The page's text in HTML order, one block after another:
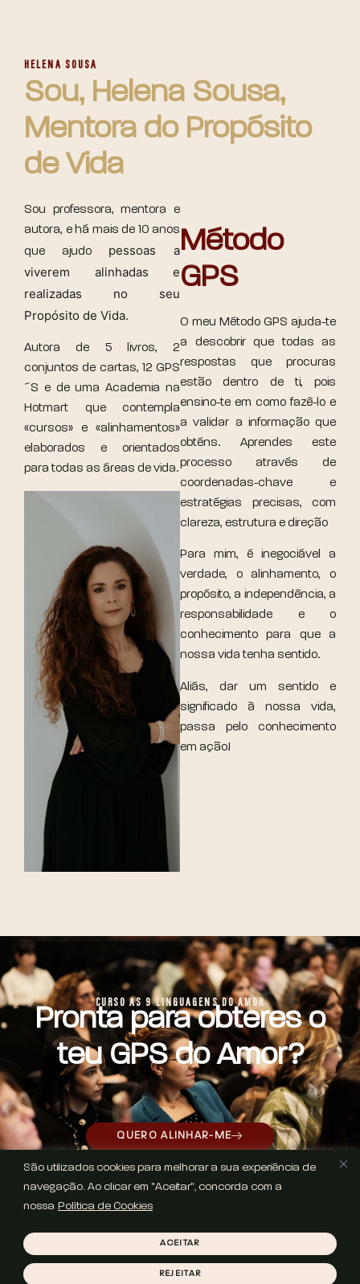
São utilizados cookies para melhorar a sua experiência de
navegação. Ao clicar em "Aceitar", concorda com a
nossa Política de Cookies
REJEITAR
ACEITAR
HELENA SOUSA
Sou, Helena Sousa,
Mentora do Propósito
de Vida
Sou professora, mentora e
autora, e há mais de 10 anos
que ajudo pessoas a
viverem alinhadas e
realizadas no seu
Propósito de Vida.
Autora de 5 livros, 2
conjuntos de cartas, 12 GPS
´S e de uma Academia na
Hotmart que contempla
«cursos» e «alinhamentos»
elaborados e orientados
para todas as áreas de vida.
Método
GPS
O meu Método GPS ajuda-te
a descobrir que todas as
respostas que procuras
estão dentro de ti, pois
ensino-te em como fazê-lo e
a validar a informação que
obténs. Aprendes este
processo através de
coordenadas-chave e
estratégias precisas, com
clareza, estrutura e direção
Para mim, é inegociável a
verdade, o alinhamento, o
propósito, a independência, a
responsabilidade e o
conhecimento para que a
nossa vida tenha sentido.
Aliás, dar um sentido e
significado à nossa vida,
passa pelo conhecimento
em ação!
CURSO AS 9 LINGUAGENS DO AMOR
Pronta para obteres o
teu GPS do Amor?
QUERO ALINHAR-ME
BRAND STUDIO
E CONDIÇÕES